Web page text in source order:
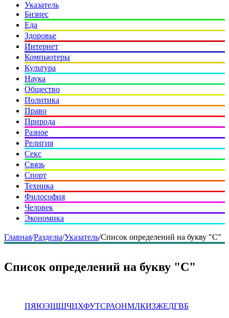
Указатель
Бизнес
Еда
Здоровье
Интернет
Компьютеры
Культура
Наука
Общество
Политика
Право
Природа
Разное
Религия
Секс
Связь
Спорт
Техника
Философия
Человек
Экономика
Главная/Разделы/Указатель/Список определений на букву "С"
Список определений на букву "С"
ПЯЮЭЩШЧЦХФУТСРАОНМЛКИЗЖЕДГВБ